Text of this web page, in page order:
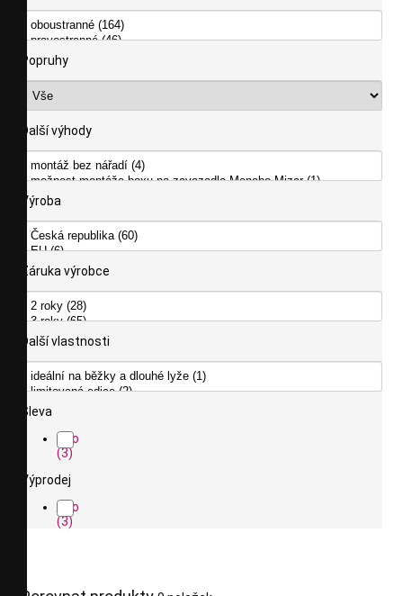
Popruhy
Další výhody
Výroba
Záruka výrobce
Další vlastnosti
Sleva
Ano
(3)
Výprodej
Ano
(3)